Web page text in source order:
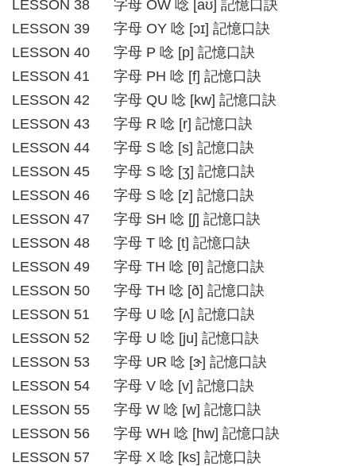
LESSON 38 字母 OW 唸 [aʊ] 記憶口訣
LESSON 39 字母 OY 唸 [ɔɪ] 記憶口訣
LESSON 40 字母 P 唸 [p] 記憶口訣
LESSON 41 字母 PH 唸 [f] 記憶口訣
LESSON 42 字母 QU 唸 [kw] 記憶口訣
LESSON 43 字母 R 唸 [r] 記憶口訣
LESSON 44 字母 S 唸 [s] 記憶口訣
LESSON 45 字母 S 唸 [ʒ] 記憶口訣
LESSON 46 字母 S 唸 [z] 記憶口訣
LESSON 47 字母 SH 唸 [ʃ] 記憶口訣
LESSON 48 字母 T 唸 [t] 記憶口訣
LESSON 49 字母 TH 唸 [θ] 記憶口訣
LESSON 50 字母 TH 唸 [ð] 記憶口訣
LESSON 51 字母 U 唸 [ʌ] 記憶口訣
LESSON 52 字母 U 唸 [ju] 記憶口訣
LESSON 53 字母 UR 唸 [ɝ] 記憶口訣
LESSON 54 字母 V 唸 [v] 記憶口訣
LESSON 55 字母 W 唸 [w] 記憶口訣
LESSON 56 字母 WH 唸 [hw] 記憶口訣
LESSON 57 字母 X 唸 [ks] 記憶口訣